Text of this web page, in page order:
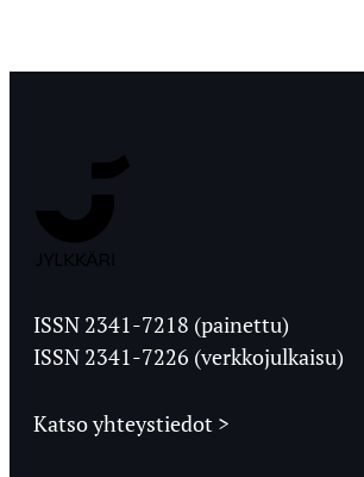
Ylioppilaslehti
ISSN 2341-7218 (painettu)
ISSN 2341-7226 (verkkojulkaisu)
Katso yhteystiedot >